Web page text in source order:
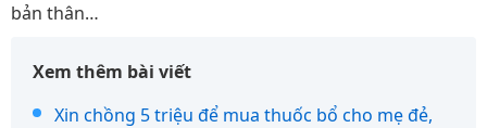
bản thân…
Xem thêm bài viết
Xin chồng 5 triệu để mua thuốc bổ cho mẹ đẻ,